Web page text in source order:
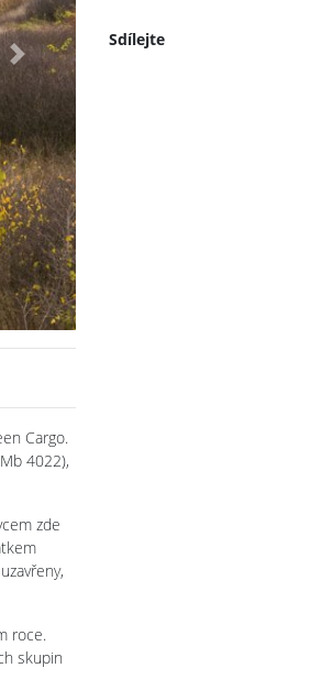
Next
Cargo.
4022),
zde
roce.
skupin
Sdílejte